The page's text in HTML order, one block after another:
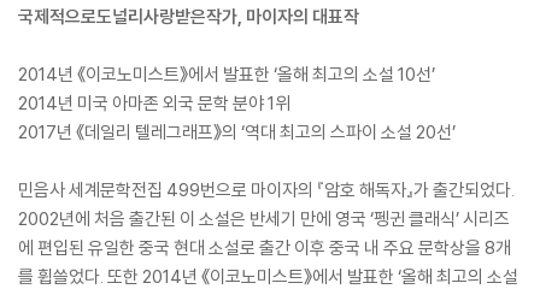
국제적으로도널리사랑받은작가, 마이자의 대표작
2014년 《이코노미스트》에서 발표한 ‘올해 최고의 소설 10선’
2014년 미국 아마존 외국 문학 분야 1위
2017년 《데일리 텔레그래프》의 ‘역대 최고의 스파이 소설 20선’
민음사 세계문학전집 499번으로 마이자의 『암호 해독자』가 출간되었다.
2002년에 처음 출간된 이 소설은 반세기 만에 영국 ‘펭귄 클래식’ 시리즈
에 편입된 유일한 중국 현대 소설로 출간 이후 중국 내 주요 문학상을 8개
를 휩쓸었다. 또한 2014년 《이코노미스트》에서 발표한 ‘올해 최고의 소설